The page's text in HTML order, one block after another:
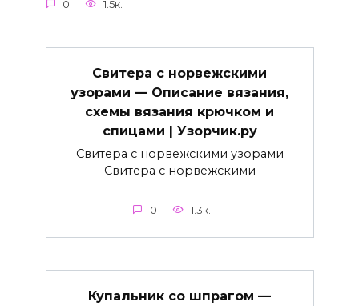
0 1.5к.
Свитера с норвежскими
узорами — Описание вязания,
схемы вязания крючком и
спицами | Узорчик.ру
Свитера с норвежскими узорами
Свитера с норвежскими
0 1.3к.
Купальник со шпрагом —